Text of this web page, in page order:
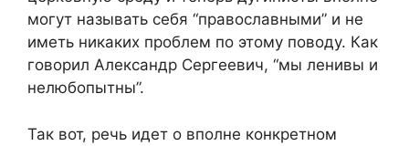
могут называть себя “православными” и не
иметь никаких проблем по этому поводу. Как
говорил Александр Сергеевич, “мы ленивы и
нелюбопытны”.
Так вот, речь идет о вполне конкретном